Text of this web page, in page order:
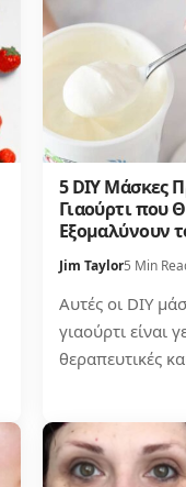
5 DIY Μάσκες
Γιαούρτι που
Εξομαλύνουν
Jim Taylor5 Min
Αυτές οι DIY
γιαούρτι είναι
θεραπευτικές